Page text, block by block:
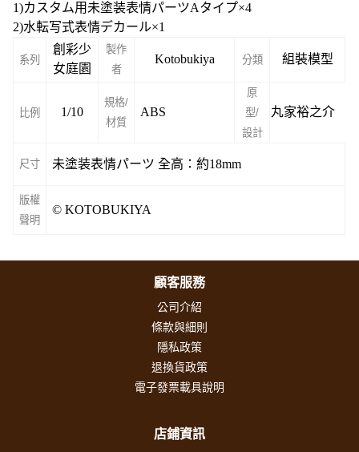
1)カスタム用未塗装表情パーツAタイプ×4
2)水転写式表情デカール×1
系列
創彩少
女庭園
製作
者
Kotobukiya 分類 組裝模型
比例 1/10
規格/
材質
ABS
原
型/
設計
丸家裕之介
尺寸 未塗装表情パーツ 全高：約18mm
版權
聲明
© KOTOBUKIYA
顧客服務
公司介紹
條款與細則
隱私政策
退換貨政策
電子發票載具說明
店鋪資訊